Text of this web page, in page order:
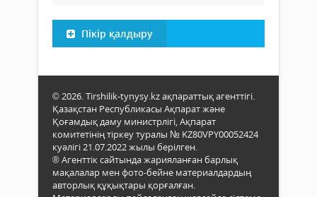
Пікір қалдыру
© 2026. Tirshilik-tynysy.kz ақпараттық агенттігі.
Қазақстан Республикасы Ақпарат және
Қоғамдық даму министрлігі, Ақпарат
комитетінің тіркеу туралы № KZ80VPY00052424
куәлігі 21.07.2022 жылы берілген.
® Агенттік сайтында жарияланған барлық
мақалалар мен фото-бейне материалдардың
авторлық құқықтары қорғалған.